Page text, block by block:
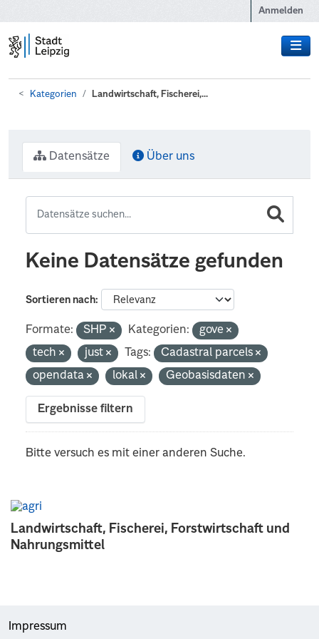
Anmelden
Kategorien Landwirtschaft, Fischerei,...
Landwirtschaft, Fischerei, Forstwirtschaft und
Nahrungsmittel
Datensätze Über uns
Keine Datensätze gefunden
Sortieren nach
Formate: SHP Kategorien:
gove
tech
just Tags:
Cadastral parcels
opendata
lokal Geobasisdaten
Ergebnisse filtern
Bitte versuch es mit einer anderen Suche.
Impressum